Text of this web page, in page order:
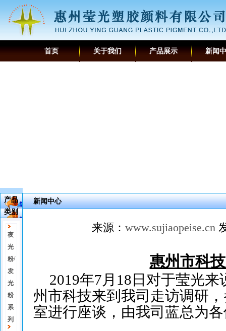
首页 关于我们 产品展示 新闻
产品
类别
夜
光
粉/
发
光
粉
系
列
新闻中心
来源： www.sujiaopeise.cn
惠州市科
2019年7月18日对于莹光
州市科技来到我司走访调研
室进行座谈，由我司蓝总为